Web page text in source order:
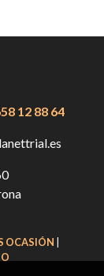
12 88 64
OCASIÓN